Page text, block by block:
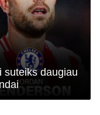
suteiks daugiau